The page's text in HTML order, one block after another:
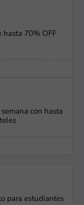
hasta 70% OFF
con hasta
para estudiantes